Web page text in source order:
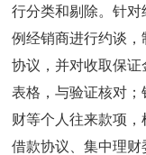
行分类和剔除。针
例经销商进行约谈
协议，并对收取保
表格，与验证核对
财等个人往来款项
借款协议、集中理